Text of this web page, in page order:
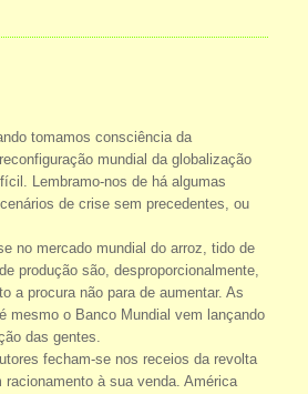
tomamos consciência da
mundial da globalização
Lembramo-nos de há algumas
de crise sem precedentes, ou
no mercado mundial do arroz, tido de
produção são, desproporcionalmente,
a procura não para de aumentar. As
mesmo o Banco Mundial vem lançando
das gentes.
fecham-se nos receios da revolta
à sua venda. América